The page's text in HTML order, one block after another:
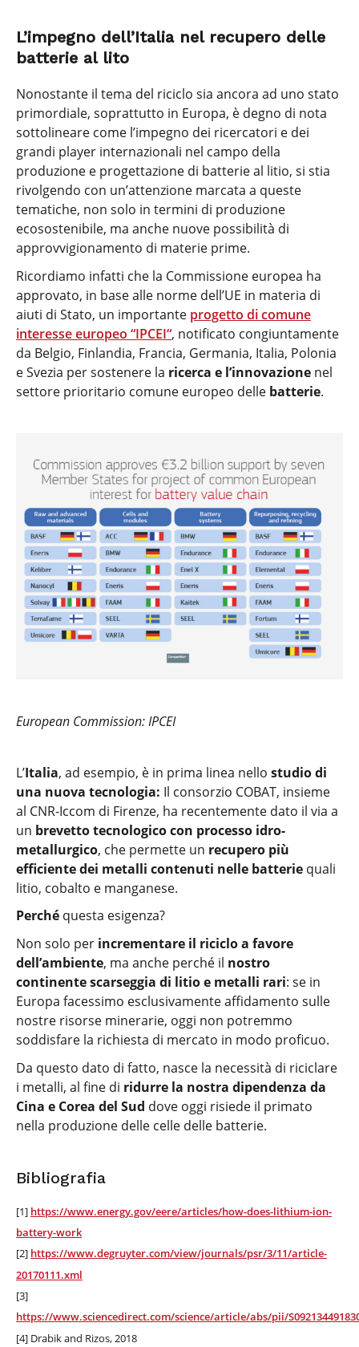
L’impegno dell’Italia nel recupero delle
batterie al lito
Nonostante il tema del riciclo sia ancora ad uno stato
primordiale, soprattutto in Europa, è degno di nota
sottolineare come l’impegno dei ricercatori e dei
grandi player internazionali nel campo della
produzione e progettazione di batterie al litio, si stia
rivolgendo con un’attenzione marcata a queste
tematiche, non solo in termini di produzione
ecosostenibile, ma anche nuove possibilità di
approvvigionamento di materie prime.
Ricordiamo infatti che la Commissione europea ha
approvato, in base alle norme dell’UE in materia di
aiuti di Stato, un importante progetto di comune
interesse europeo “IPCEI“, notificato congiuntamente
da Belgio, Finlandia, Francia, Germania, Italia, Polonia
e Svezia per sostenere la ricerca e l’innovazione nel
settore prioritario comune europeo delle batterie.
European Commission: IPCEI
L’Italia, ad esempio, è in prima linea nello studio di
una nuova tecnologia: Il consorzio COBAT, insieme
al CNR-Iccom di Firenze, ha recentemente dato il via a
un brevetto tecnologicocon processo idro-
metallurgico, che permette un recupero più
efficiente dei metalli contenuti nelle batterie quali
litio, cobalto e manganese.
Perché questa esigenza?
Non solo per incrementare il riciclo a favore
dell’ambiente, ma anche perché il nostro
continente scarseggia di litio e metalli rari: se in
Europa facessimo esclusivamente affidamento sulle
nostre risorse minerarie, oggi non potremmo
soddisfare la richiesta di mercato in modo proficuo.
Da questo dato di fatto, nasce la necessità di riciclare
i metalli, al fine di ridurre la nostra dipendenza da
Cina e Corea del Sud dove oggi risiede il primato
nella produzione delle celle delle batterie.
Bibliografia
[1] https://www.energy.gov/eere/articles/how-does-lithium-ion-
battery-work
[2] https://www.degruyter.com/view/journals/psr/3/11/article-
20170111.xml
[3]
https://www.sciencedirect.com/science/article/abs/pii/
[4] Drabik and Rizos, 2018